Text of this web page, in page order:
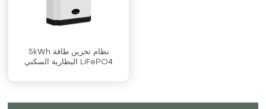
5kWh نظام تخزين طاقة
البطارية السكني LiFePO4